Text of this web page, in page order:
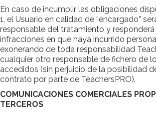
En caso de incumplir las obligaciones
1, el Usuario en calidad de “encargado”
responsable del tratamiento y responderá
infracciones en que haya incurrido
exonerando de toda responsabilidad
cualquier otro responsable de fichero de
accedidos (sin perjuicio de la posibilidad
contrato por parte de TeachersPRO).
COMUNICACIONES COMERCIALES
TERCEROS